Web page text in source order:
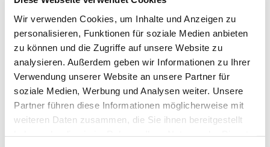
Wir verwenden Cookies, um Inhalte und Anzeigen zu
personalisieren, Funktionen für soziale Medien anbieten
zu können und die Zugriffe auf unsere Website zu
analysieren. Außerdem geben wir Informationen zu Ihrer
Verwendung unserer Website an unsere Partner für
soziale Medien, Werbung und Analysen weiter. Unsere
Partner führen diese Informationen möglicherweise mit
weiteren Daten zusammen, die Sie ihnen bereitgestellt